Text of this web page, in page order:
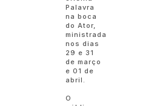
Palavra
na boca
do Ator,
ministrada
nos dias
29 e 31
de março
e 01 de
abril.
O